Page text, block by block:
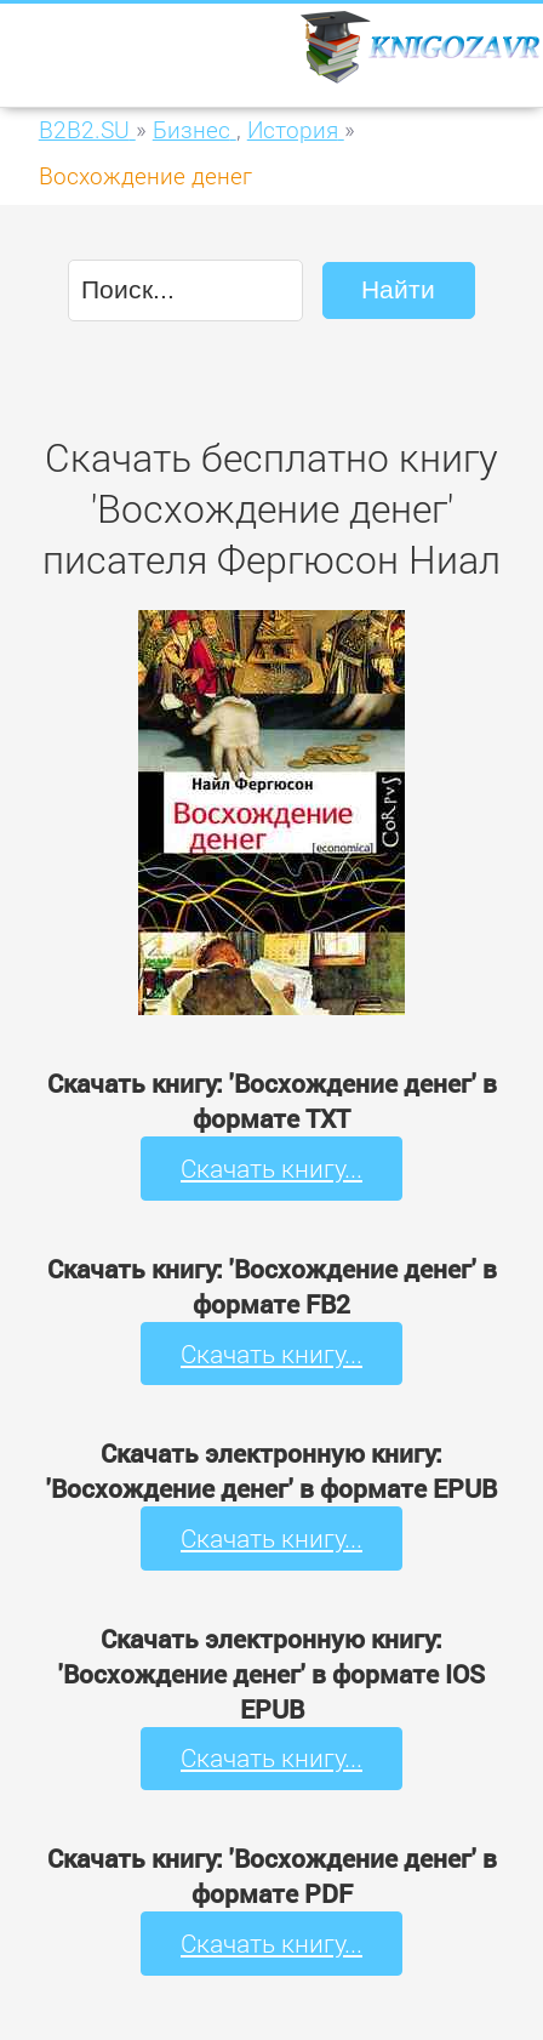
B2B2.SU » Бизнес , История »
Восхождение денег
Скачать бесплатно книгу
'Восхождение денег'
писателя Фергюсон Ниал
Скачать книгу: 'Восхождение денег' в
формате TXT
Скачать книгу...
Скачать книгу: 'Восхождение денег' в
формате FB2
Скачать книгу...
Скачать электронную книгу:
'Восхождение денег' в формате EPUB
Скачать книгу...
Скачать электронную книгу:
'Восхождение денег' в формате IOS
EPUB
Скачать книгу...
Скачать книгу: 'Восхождение денег' в
формате PDF
Скачать книгу...